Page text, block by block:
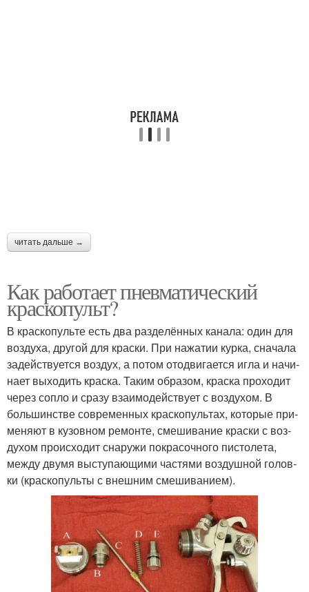
читать дальше →
Как работает пневматический
краскопульт?
В крас­ко­пуль­те есть два раз­де­лён­ных кана­ла: один для
воз­ду­ха, дру­гой для крас­ки. При нажа­тии кур­ка, сна­ча­ла
задей­ству­ет­ся воз­дух, а потом ото­дви­га­ет­ся игла и начи­
на­ет выхо­дить крас­ка. Таким обра­зом, крас­ка про­хо­дит
через сопло и сра­зу вза­и­мо­дей­ству­ет с воз­ду­хом. В
боль­шин­стве совре­мен­ных крас­ко­пуль­тах, кото­рые при­
ме­ня­ют в кузов­ном ремон­те, сме­ши­ва­ние крас­ки с воз­
ду­хом про­ис­хо­дит сна­ру­жи покра­соч­но­го писто­ле­та,
меж­ду дву­мя высту­па­ю­щи­ми частя­ми воз­душ­ной голов­
ки (крас­ко­пуль­ты с внеш­ним сме­ши­ва­ни­ем).